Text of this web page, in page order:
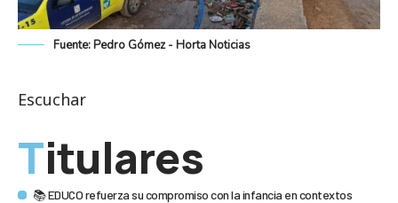
Fuente: Pedro Gómez - Horta Noticias
Escuchar
Titulares
📚 EDUCO refuerza su compromiso con la infancia en contextos